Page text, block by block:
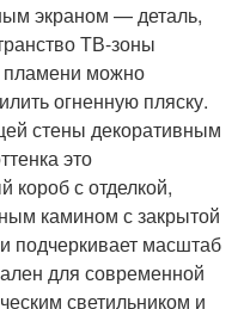
экраном — деталь,
ТВ-зоны
пламени можно
огненную пляску.
стены декоративным
это
короб с отделкой,
камином с закрытой
подчеркивает масштаб
для современной
светильником и